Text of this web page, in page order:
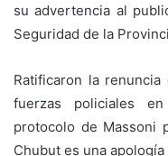
su advertencia al
Seguridad de la
Ratificaron la
fuerzas policiales
protocolo de Massoni
Chubut es una